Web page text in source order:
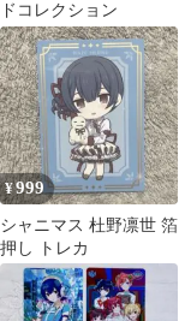
ドコレクション
¥999
シャニマス 杜野凛世 箔
押し トレカ